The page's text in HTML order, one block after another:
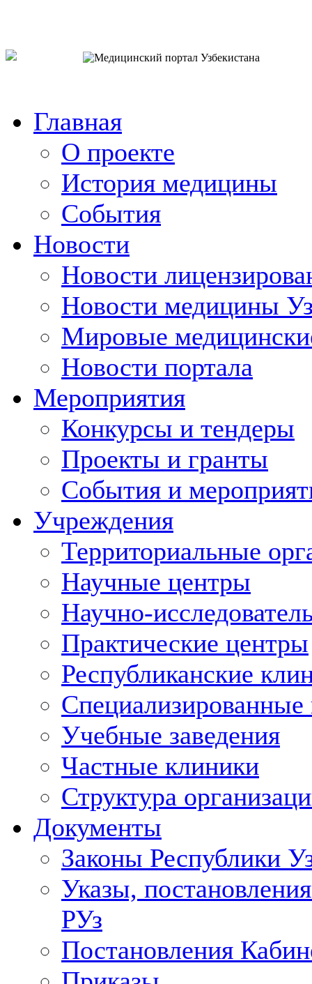
Главная
О проекте
История медицины
События
Новости
Новости
Новости медицины
Мировые
Новости портала
Мероприятия
Конкурсы и тендеры
Проекты и гранты
События и
Учреждения
Территориальные
Научные центры
Научно-
Практические центры
Республиканские
Учебные заведения
Частные клиники
Структура
Документы
Законы Республики
Указы,
РУз
Постановления